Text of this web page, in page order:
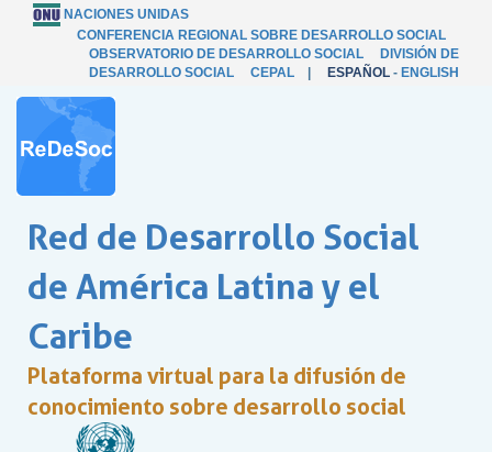
NACIONES UNIDAS
CONFERENCIA REGIONAL SOBRE DESARROLLO SOCIAL
OBSERVATORIO DE DESARROLLO SOCIAL
DIVISIÓN DE
DESARROLLO SOCIAL
CEPAL ESPAÑOL - ENGLISH
Red de Desarrollo Social
de América Latina y el
Caribe
Plataforma virtual para la difusión de
conocimiento sobre desarrollo social